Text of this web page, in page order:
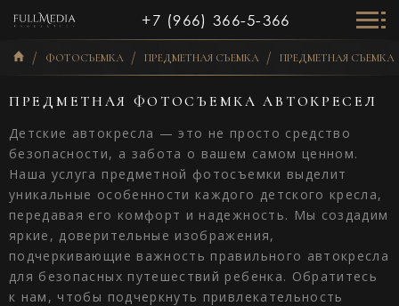
+7 (966) 366-5-366
ФОТОСЪЕМКА ПРЕДМЕТНАЯ СЪЕМКА ПРЕДМЕТНАЯ СЪЕМКА
ПРЕДМЕТНАЯ ФОТОСЪЕМКА АВТОКРЕСЕЛ
Детские автокресла — это не просто средство
безопасности, а забота о вашем самом ценном.
Наша услуга предметной фотосъемки выделит
уникальные особенности каждого детского кресла,
передавая его комфорт и надежность. Мы создадим
яркие, доверительные изображения,
подчеркивающие важность правильного автокресла
для безопасных путешествий ребенка. Обратитесь
к нам, чтобы подчеркнуть привлекательность